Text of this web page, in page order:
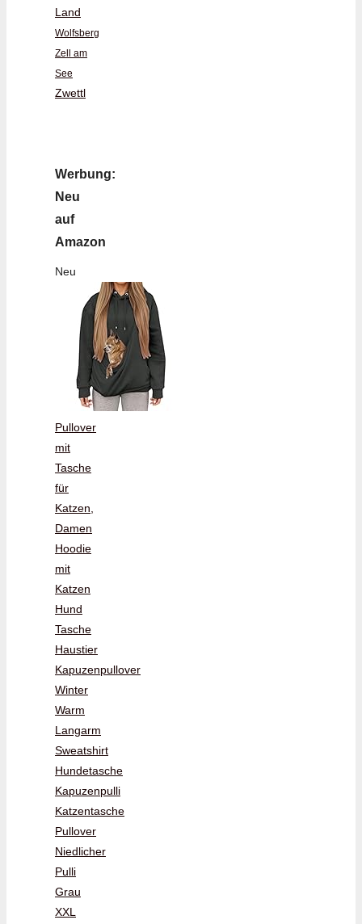
Land
Wolfsberg
Zell am
See
Zwettl
Werbung:
Neu
auf
Amazon
Neu
Pullover
mit
Tasche
für
Katzen,
Damen
Hoodie
mit
Katzen
Hund
Tasche
Haustier
Kapuzenpullover
Winter
Warm
Langarm
Sweatshirt
Hundetasche
Kapuzenpulli
Katzentasche
Pullover
Niedlicher
Pulli
Grau
XXL